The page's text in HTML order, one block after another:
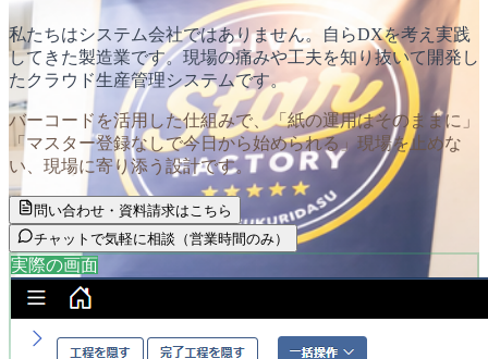
私たちはシステム会社ではありません。自らDXを考え実践
してきた製造業です。現場の痛みや工夫を知り抜いて開発し
たクラウド生産管理システムです。
バーコードを活用した仕組みで、「紙の運用はそのままに」
「マスター登録なしで今日から始められる」現場を止めな
い、現場に寄り添う設計です。
問い合わせ・資料請求はこちら
チャットで気軽に相談 （営業時間のみ）
実際の画面